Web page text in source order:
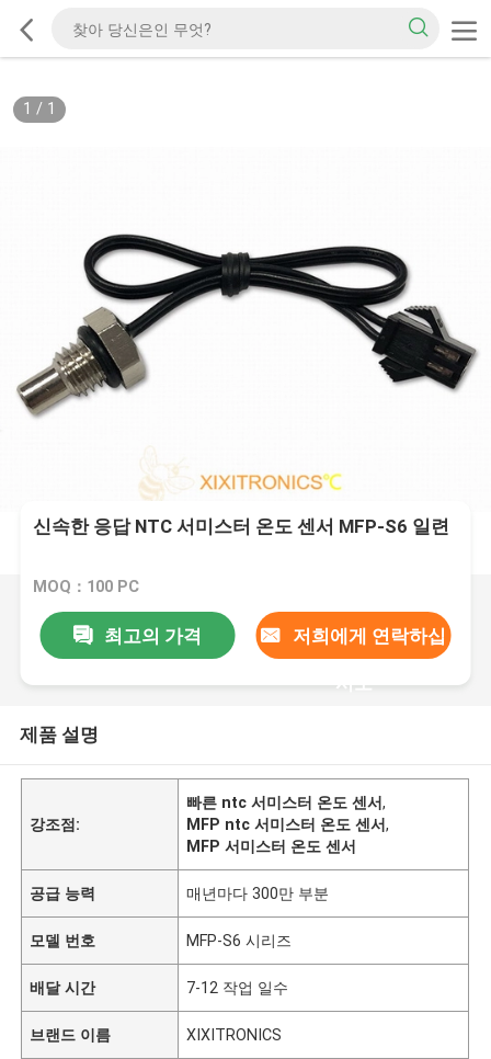
1 / 1
신속한 응답 NTC 서미스터 온도 센서 MFP-S6 일련
MOQ：100 PC
최고의 가격 저희에게 연락하십
시오
제품 설명
강조점:
빠른 ntc 서미스터 온도 센서,
MFP ntc 서미스터 온도 센서,
MFP 서미스터 온도 센서
공급 능력 매년마다 300만 부분
모델 번호 MFP-S6 시리즈
배달 시간 7-12 작업 일수
브랜드 이름 XIXITRONICS